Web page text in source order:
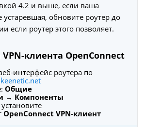
4.2 и выше, если ваша
обновите роутер до
если роутер этого позволяет.
VPN-клиента OpenConnect
интерфейс роутера по
Общие
→ Компоненты
OpenConnect VPN‑клиент